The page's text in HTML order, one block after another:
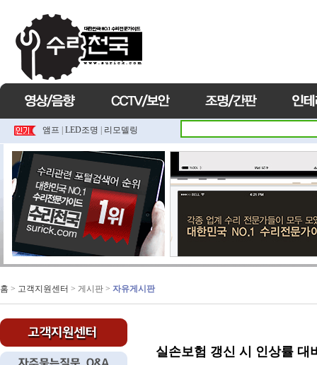
앰프 LED조명 리모델링
홈 > 고객지원센터 > 게시판 > 자유게시판
실손보험 갱신 시 인상률 대